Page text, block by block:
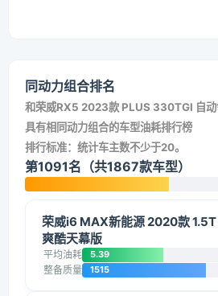
同动力组合排名
和荣威RX5 2023款 PLUS 330TGI 自动
具有相同动力组合的车型油耗排行榜
排行标准：统计车主数不少于20。
第1091名（共1867款车型）
荣威i6 MAX新能源 2020款 1.5T
爽酷天幕版
平均油耗 5.39
整备质量 1515